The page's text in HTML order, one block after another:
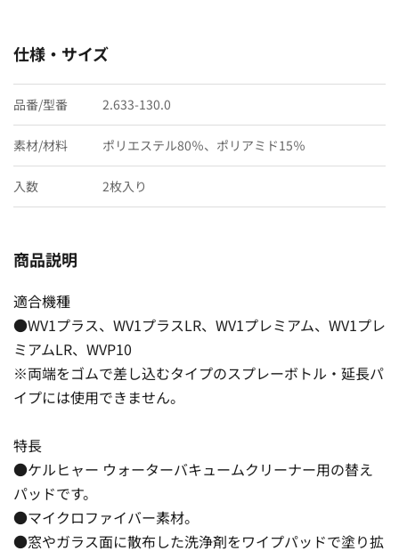
仕様・サイズ
品番/型番 2.633-130.0
素材/材料 ポリエステル80％、ポリアミド15％
入数 2枚入り
商品説明
適合機種
●WV1プラス、WV1プラスLR、WV1プレミアム、WV1プレ
ミアムLR、WVP10
※両端をゴムで差し込むタイプのスプレーボトル・延長パ
イプには使用できません。
特長
●ケルヒャー ウォーターバキュームクリーナー用の替え
パッドです。
●マイクロファイバー素材。
●窓やガラス面に散布した洗浄剤をワイプパッドで塗り拡